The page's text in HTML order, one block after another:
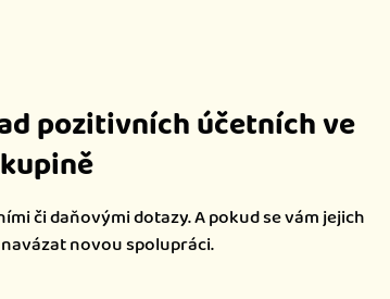
pozitivních účetních ve
či daňovými dotazy. A pokud se vám jejich
novou spolupráci.